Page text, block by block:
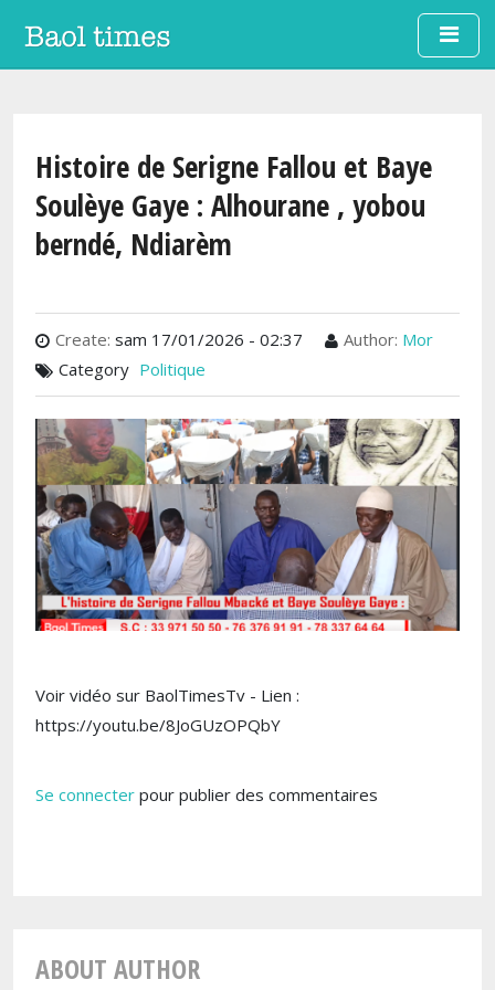
Aller au contenu principal
Histoire de Serigne Fallou et Baye
Soulèye Gaye : Alhourane , yobou
berndé, Ndiarèm
Create: sam 17/01/2026 - 02:37 Author: Mor
Category Politique
Voir vidéo sur BaolTimesTv - Lien :
https://youtu.be/8JoGUzOPQbY
Se connecter pour publier des commentaires
ABOUT AUTHOR